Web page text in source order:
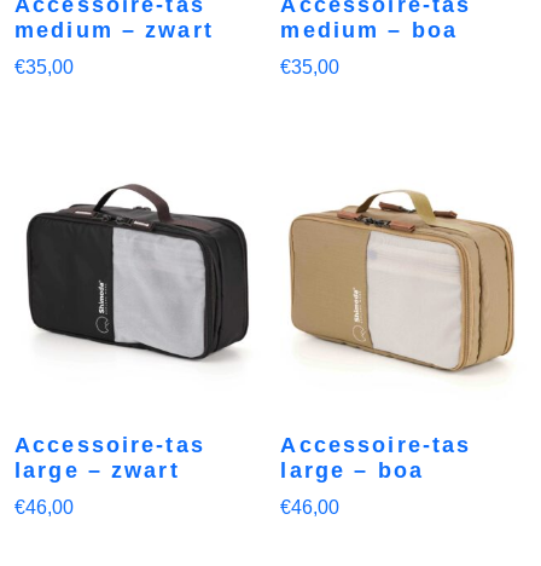
Accessoire-tas
medium – zwart
€35,00
Accessoire-tas
medium – boa
€35,00
Accessoire-tas
large – zwart
€46,00
Accessoire-tas
large – boa
€46,00